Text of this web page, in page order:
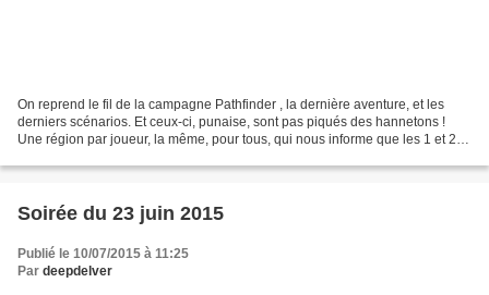
On reprend le fil de la campagne Pathfinder , la dernière aventure, et les
derniers scénarios. Et ceux-ci, punaise, sont pas piqués des hannetons !
Une région par joueur, la même, pour tous, qui nous informe que les 1 et 2
Soirée du 23 juin 2015
Publié le 10/07/2015 à 11:25
Par deepdelver